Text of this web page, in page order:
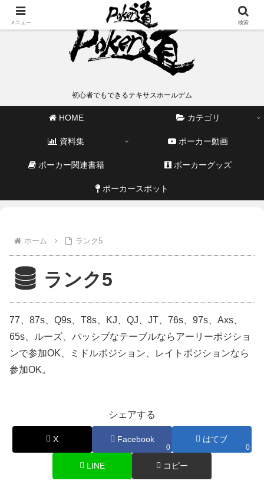
初心者でもできるテキサスホールデム
HOME カテゴリ
資料集 ポーカー動画
ポーカー関連書籍 ポーカーグッズ
ポーカースポット
ホーム ランク5
ランク5
77、87s、Q9s、T8s、KJ、QJ、JT、76s、97s、Axs、
65s、ルーズ、パッシブなテーブルならアーリーポジショ
ンで参加OK、ミドルポジション、レイトポジションなら
参加OK。
シェアする
X Facebook
0
はてブ
0
LINE コピー
メニュー 検索